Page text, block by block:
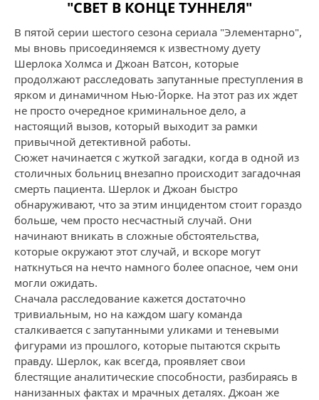
"СВЕТ В КОНЦЕ ТУННЕЛЯ"
В пятой серии шестого сезона сериала "Элементарно",
мы вновь присоединяемся к известному дуету
Шерлока Холмса и Джоан Ватсон, которые
продолжают расследовать запутанные преступления в
ярком и динамичном Нью-Йорке. На этот раз их ждет
не просто очередное криминальное дело, а
настоящий вызов, который выходит за рамки
привычной детективной работы.
Сюжет начинается с жуткой загадки, когда в одной из
столичных больниц внезапно происходит загадочная
смерть пациента. Шерлок и Джоан быстро
обнаруживают, что за этим инцидентом стоит гораздо
больше, чем просто несчастный случай. Они
начинают вникать в сложные обстоятельства,
которые окружают этот случай, и вскоре могут
наткнуться на нечто намного более опасное, чем они
могли ожидать.
Сначала расследование кажется достаточно
тривиальным, но на каждом шагу команда
сталкивается с запутанными уликами и теневыми
фигурами из прошлого, которые пытаются скрыть
правду. Шерлок, как всегда, проявляет свои
блестящие аналитические способности, разбираясь в
нанизанных фактах и мрачных деталях. Джоан же